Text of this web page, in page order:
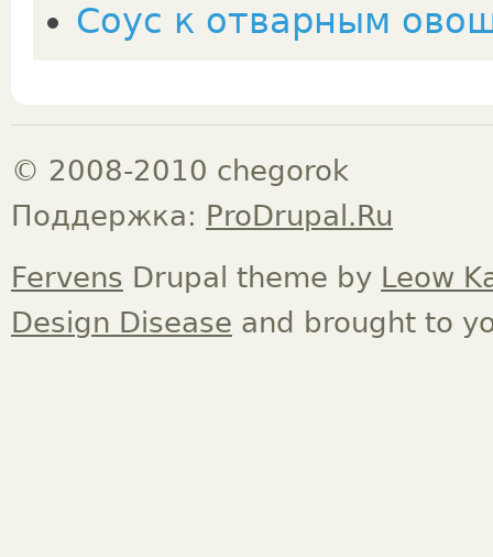
Соус к отварным
© 2008-2010 chegorok
Поддержка: ProDrupal.Ru
Fervens Drupal theme by Leow
Design Disease and brought to